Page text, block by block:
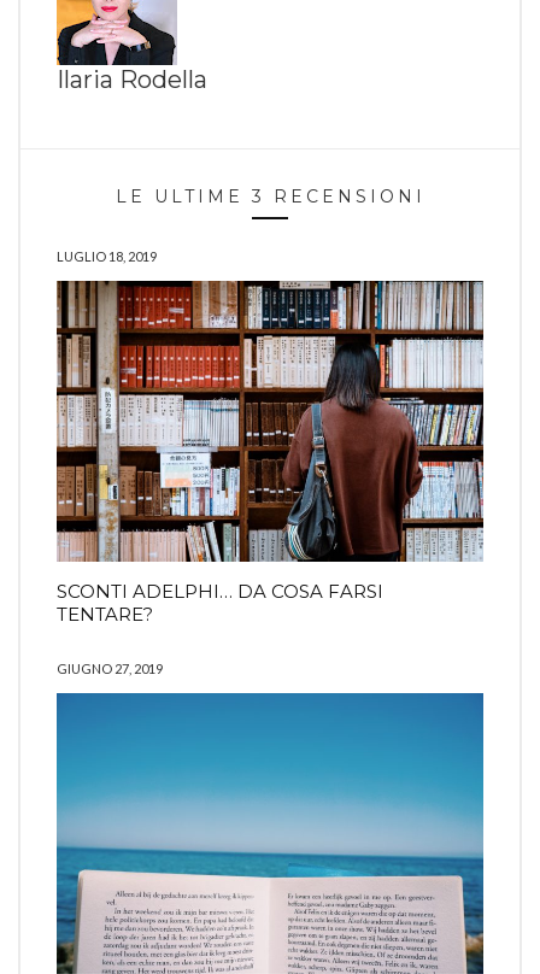
Ilaria Rodella
LE ULTIME 3 RECENSIONI
LUGLIO 18, 2019
SCONTI ADELPHI… DA COSA FARSI
TENTARE?
GIUGNO 27, 2019